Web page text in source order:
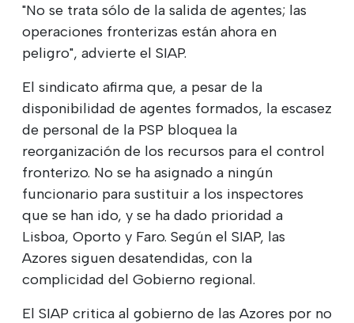
"No se trata sólo de la salida de agentes; las
operaciones fronterizas están ahora en
peligro", advierte el SIAP.
El sindicato afirma que, a pesar de la
disponibilidad de agentes formados, la escasez
de personal de la PSP bloquea la
reorganización de los recursos para el control
fronterizo. No se ha asignado a ningún
funcionario para sustituir a los inspectores
que se han ido, y se ha dado prioridad a
Lisboa, Oporto y Faro. Según el SIAP, las
Azores siguen desatendidas, con la
complicidad del Gobierno regional.
El SIAP critica al gobierno de las Azores por no